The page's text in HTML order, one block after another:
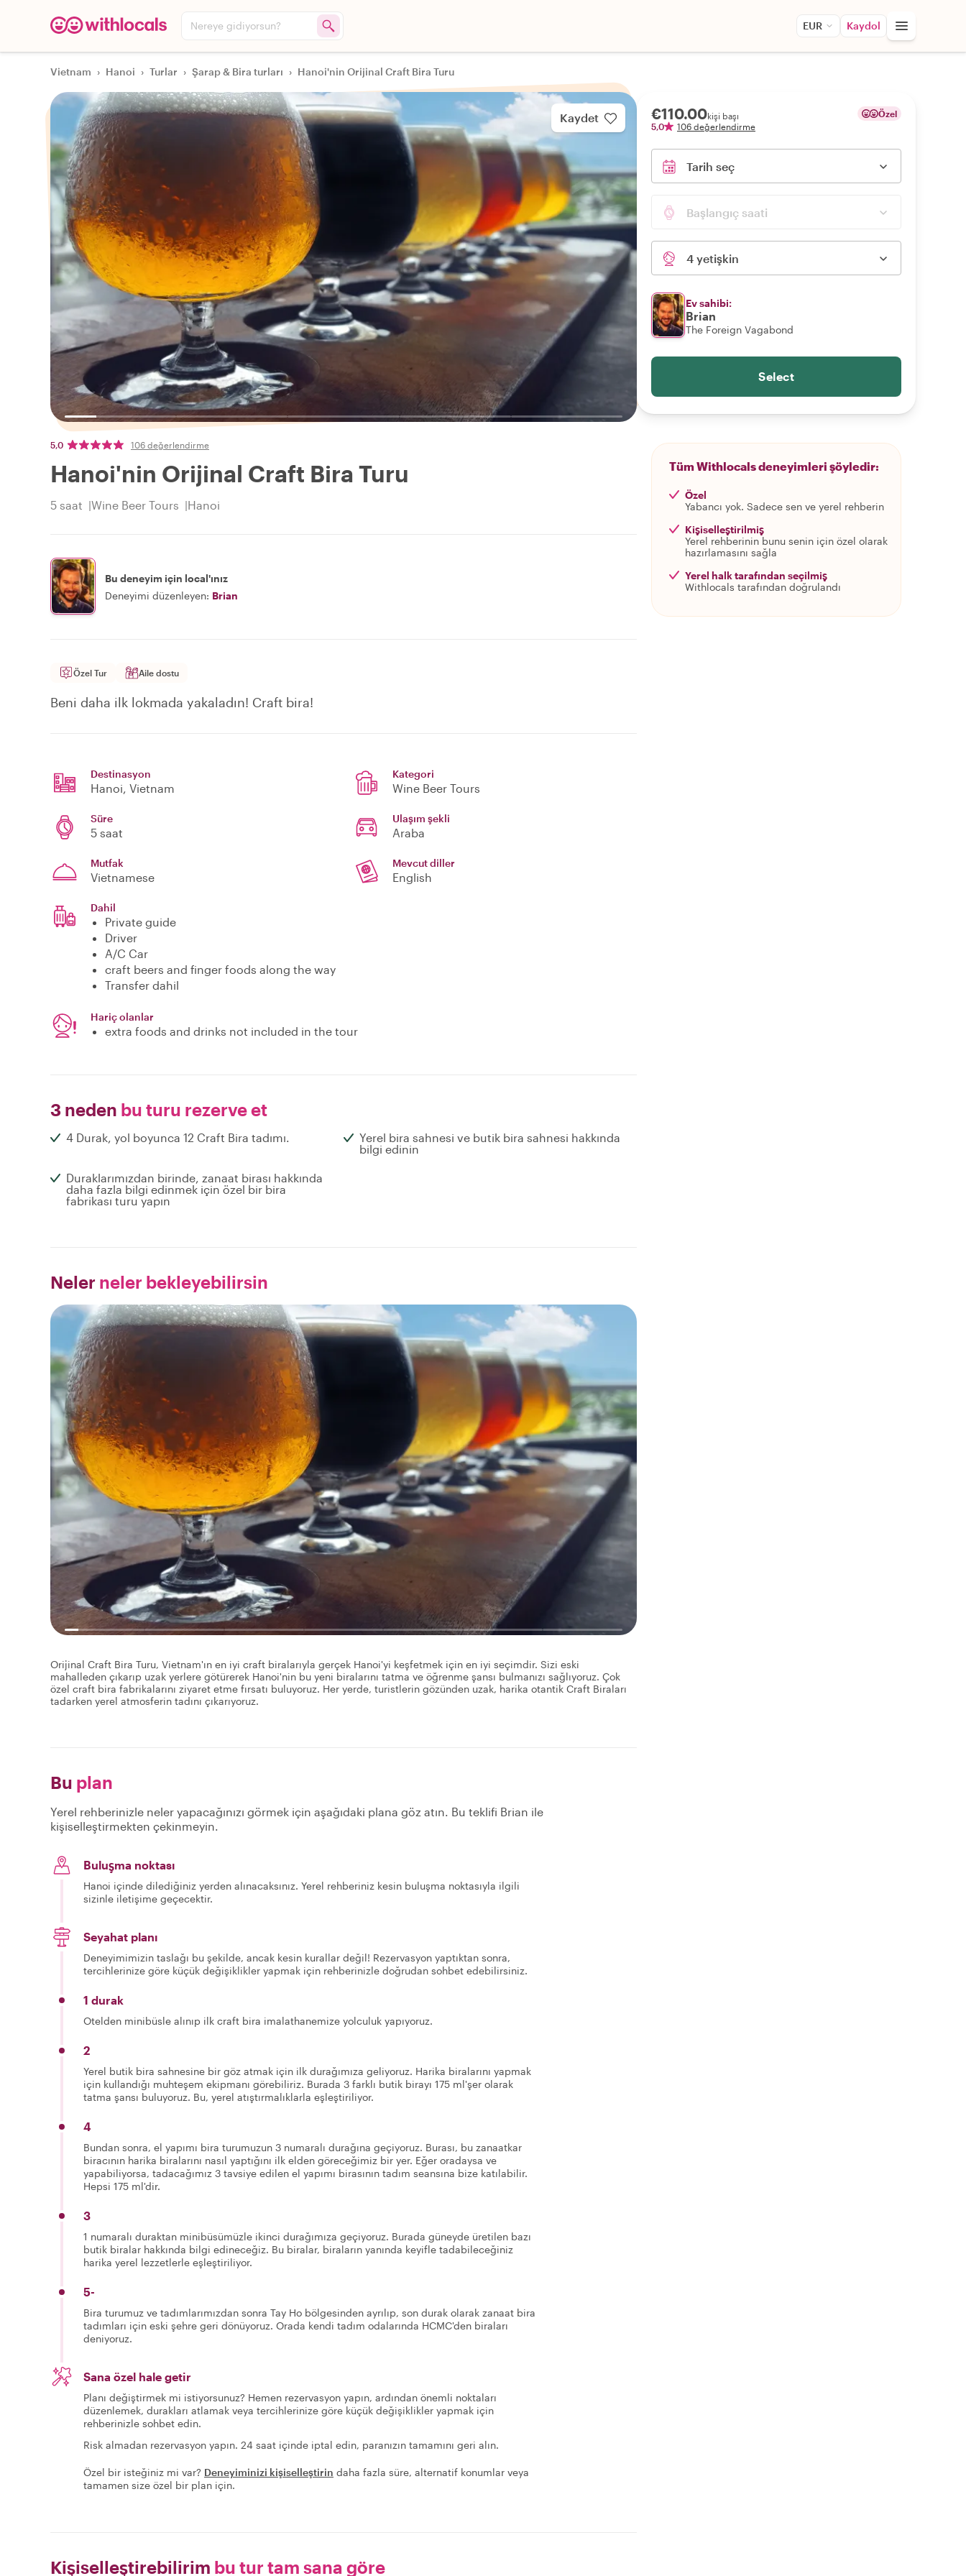
Nereye gidiyorsun? EUR Kaydol
Vietnam › Hanoi › Turlar › Şarap & Bira turları › Hanoi'nin Orijinal Craft Bira Turu
Kaydet
5,0 106 değerlendirme
Hanoi'nin Orijinal Craft Bira Turu
5 saat Wine Beer Tours Hanoi
Bu deneyim için local'ınız
Deneyimi düzenleyen: Brian
Özel Tur Aile dostu
Beni daha ilk lokmada yakaladın! Craft bira!
Destinasyon
Hanoi, Vietnam
Kategori
Wine Beer Tours
Süre
5 saat
Ulaşım şekli
Araba
Mutfak
Vietnamese
Mevcut diller
English
Dahil
Private guide
Driver
A/C Car
craft beers and finger foods along the way
Transfer dahil
Hariç olanlar
extra foods and drinks not included in the tour
3 neden bu turu rezerve et
4 Durak, yol boyunca 12 Craft Bira tadımı.
Yerel bira sahnesi ve butik bira sahnesi hakkında
bilgi edinin
Duraklarımızdan birinde, zanaat birası hakkında
daha fazla bilgi edinmek için özel bir bira
fabrikası turu yapın
Neler neler bekleyebilirsin
Orijinal Craft Bira Turu, Vietnam'ın en iyi craft biralarıyla gerçek Hanoi'yi keşfetmek için en iyi seçimdir. Sizi eski
mahalleden çıkarıp uzak yerlere götürerek Hanoi'nin bu yeni biralarını tatma ve öğrenme şansı bulmanızı sağlıyoruz. Çok
özel craft bira fabrikalarını ziyaret etme fırsatı buluyoruz. Her yerde, turistlerin gözünden uzak, harika otantik Craft Biraları
tadarken yerel atmosferin tadını çıkarıyoruz.
Bu plan
Yerel rehberinizle neler yapacağınızı görmek için aşağıdaki plana göz atın. Bu teklifi Brian ile
kişiselleştirmekten çekinmeyin.
Buluşma noktası
Hanoi içinde dilediğiniz yerden alınacaksınız. Yerel rehberiniz kesin buluşma noktasıyla ilgili
sizinle iletişime geçecektir.
Seyahat planı
Deneyimimizin taslağı bu şekilde, ancak kesin kurallar değil! Rezervasyon yaptıktan sonra,
tercihlerinize göre küçük değişiklikler yapmak için rehberinizle doğrudan sohbet edebilirsiniz.
1 durak
Otelden minibüsle alınıp ilk craft bira imalathanemize yolculuk yapıyoruz.
2
Yerel butik bira sahnesine bir göz atmak için ilk durağımıza geliyoruz. Harika biralarını yapmak
için kullandığı muhteşem ekipmanı görebiliriz. Burada 3 farklı butik birayı 175 ml'şer olarak
tatma şansı buluyoruz. Bu, yerel atıştırmalıklarla eşleştiriliyor.
4
Bundan sonra, el yapımı bira turumuzun 3 numaralı durağına geçiyoruz. Burası, bu zanaatkar
biracının harika biralarını nasıl yaptığını ilk elden göreceğimiz bir yer. Eğer oradaysa ve
yapabiliyorsa, tadacağımız 3 tavsiye edilen el yapımı birasının tadım seansına bize katılabilir.
Hepsi 175 ml'dir.
3
1 numaralı duraktan minibüsümüzle ikinci durağımıza geçiyoruz. Burada güneyde üretilen bazı
butik biralar hakkında bilgi edineceğiz. Bu biralar, biraların yanında keyifle tadabileceğiniz
harika yerel lezzetlerle eşleştiriliyor.
5-
Bira turumuz ve tadımlarımızdan sonra Tay Ho bölgesinden ayrılıp, son durak olarak zanaat bira
tadımları için eski şehre geri dönüyoruz. Orada kendi tadım odalarında HCMC'den biraları
deniyoruz.
Sana özel hale getir
Planı değiştirmek mi istiyorsunuz? Hemen rezervasyon yapın, ardından önemli noktaları
düzenlemek, durakları atlamak veya tercihlerinize göre küçük değişiklikler yapmak için
rehberinizle sohbet edin.
Risk almadan rezervasyon yapın. 24 saat içinde iptal edin, paranızın tamamını geri alın.
Özel bir isteğiniz mi var? Deneyiminizi kişiselleştirin daha fazla süre, alternatif konumlar veya
tamamen size özel bir plan için.
Kişiselleştirebilirim bu tur tam sana göre
€110.00kişi başı
5,0
106 değerlendirme
Özel
Tarih seç
Başlangıç saati
4 yetişkin
Ev sahibi:
Brian
The Foreign Vagabond
Select
Tüm Withlocals deneyimleri şöyledir:
Özel
Yabancı yok. Sadece sen ve yerel rehberin
Kişiselleştirilmiş
Yerel rehberinin bunu senin için özel olarak
hazırlamasını sağla
Yerel halk tarafından seçilmiş
Withlocals tarafından doğrulandı